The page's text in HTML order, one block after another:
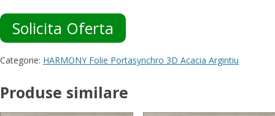
Solicita Oferta
Categorie: HARMONY Folie Portasynchro 3D Acacia Argintiu
Produse similare